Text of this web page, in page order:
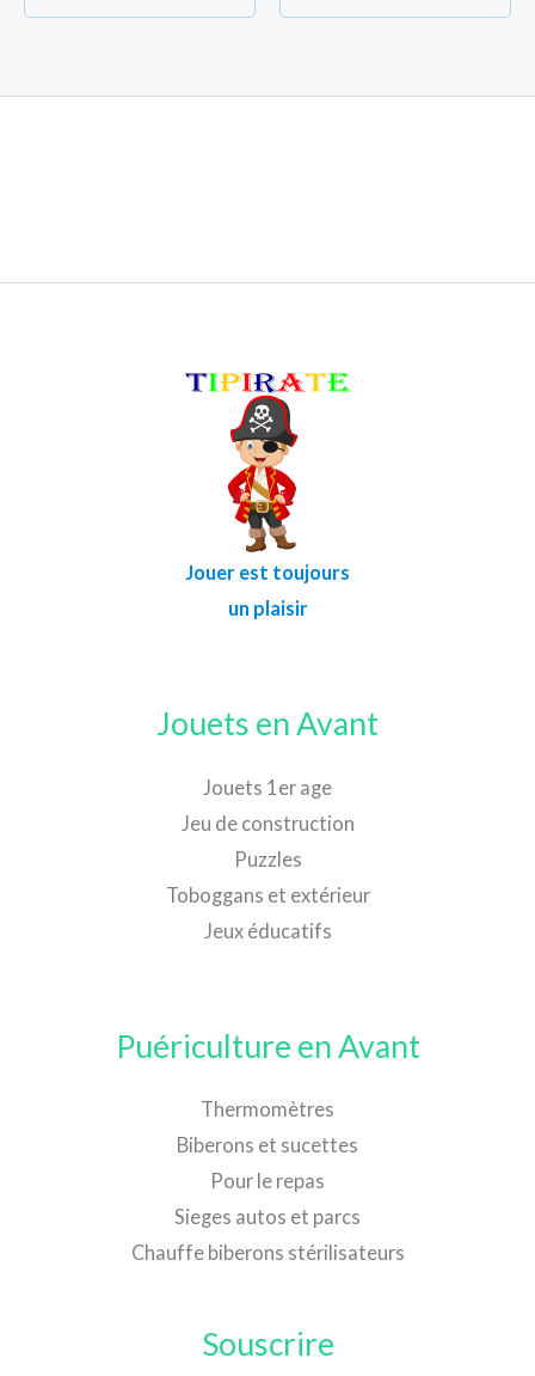
Jouer est toujours
un plaisir
Jouets en Avant
Jouets 1er age
Jeu de construction
Puzzles
Toboggans et extérieur
Jeux éducatifs
Puériculture en Avant
Thermomètres
Biberons et sucettes
Pour le repas
Sieges autos et parcs
Chauffe biberons stérilisateurs
Souscrire